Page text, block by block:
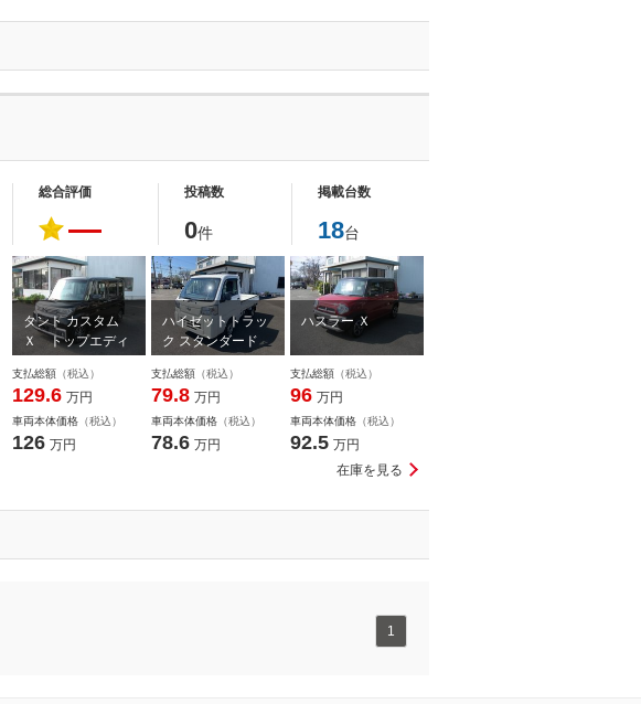
総合評価
―
投稿数
0件
掲載台数
18台
タント カスタム
Ｘ トップエディ
ＳＡＩＩＩ
支払総額 （税込）
129.6 万円
車両本体価格 （税込）
126 万円
ハイゼットトラッ
ク スタンダード
支払総額 （税込）
79.8 万円
車両本体価格 （税込）
78.6 万円
ハスラー Ｘ
支払総額 （税込）
96 万円
車両本体価格 （税込）
92.5 万円
在庫を見る
1